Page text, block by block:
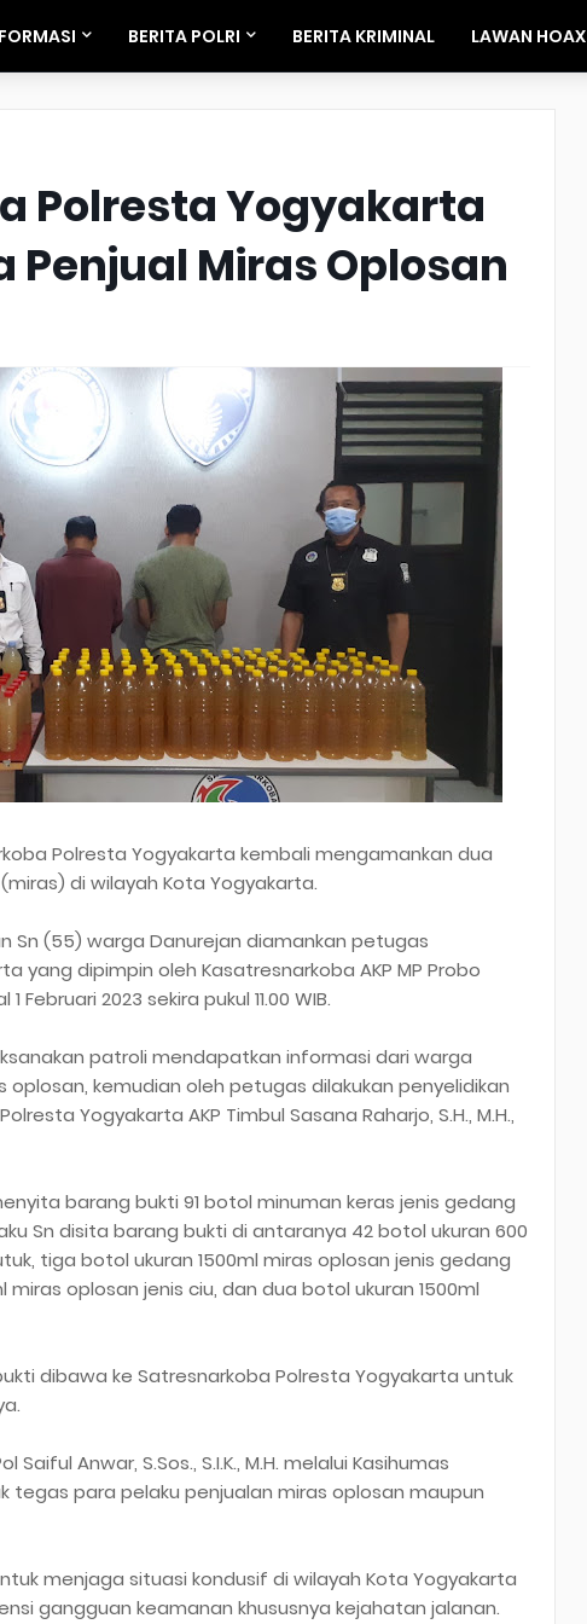
BERITA POLRI BERITA KRIMINAL LAWAN HOAX
Polresta Yogyakarta
Penjual Miras Oplosan
Polresta Yogyakarta kembali mengamankan dua
di wilayah Kota Yogyakarta.
Sn (55) warga Danurejan diamankan petugas
yang dipimpin oleh Kasatresnarkoba AKP MP Probo
Februari 2023 sekira pukul 11.00 WIB.
patroli mendapatkan informasi dari warga
kemudian oleh petugas dilakukan penyelidikan
Yogyakarta AKP Timbul Sasana Raharjo, S.H., M.H.,
barang bukti 91 botol minuman keras jenis gedang
Sn disita barang bukti di antaranya 42 botol ukuran 600
tiga botol ukuran 1500ml miras oplosan jenis gedang
miras oplosan jenis ciu, dan dua botol ukuran 1500ml
dibawa ke Satresnarkoba Polresta Yogyakarta untuk
Anwar, S.Sos., S.I.K., M.H. melalui Kasihumas
tegas para pelaku penjualan miras oplosan maupun
menjaga situasi kondusif di wilayah Kota Yogyakarta
gangguan keamanan khususnya kejahatan jalanan.